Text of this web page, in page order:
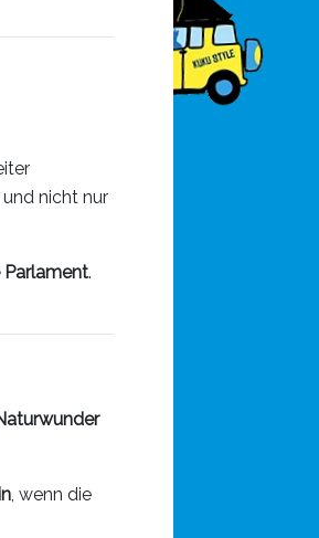
und nicht nur
Parlament.
, wenn die